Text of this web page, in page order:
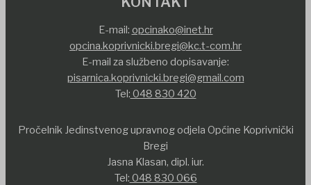
E-mail: opcinako@inet.hr
opcina.koprivnicki.bregi@kc.t-com.hr
E-mail za službeno dopisavanje:
pisarnica.koprivnicki.bregi@gmail.com
Tel: 048 830 420
Pročelnik Jedinstvenog upravnog odjela Općine Koprivnički
Bregi
Jasna Klasan, dipl. iur.
Tel: 048 830 066